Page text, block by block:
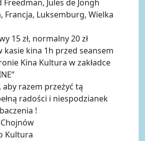
Jules de Jongh
Francja, Luksemburg, Wielka
15 zł, normalny 20 zł
kasie kina 1h przed seansem
Kina Kultura w zakładce
aby razem przeżyć tą
radości i niespodzianek
!
Kultura